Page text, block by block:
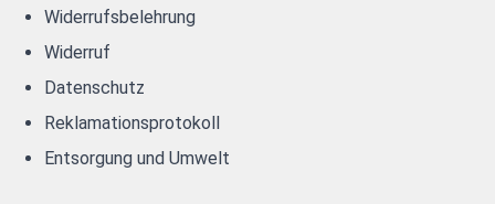
Widerrufsbelehrung
Widerruf
Datenschutz
Reklamationsprotokoll
Entsorgung und Umwelt